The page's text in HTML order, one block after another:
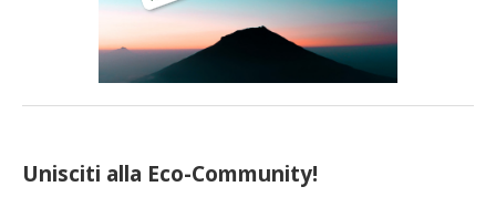
Unisciti alla Eco-Community!